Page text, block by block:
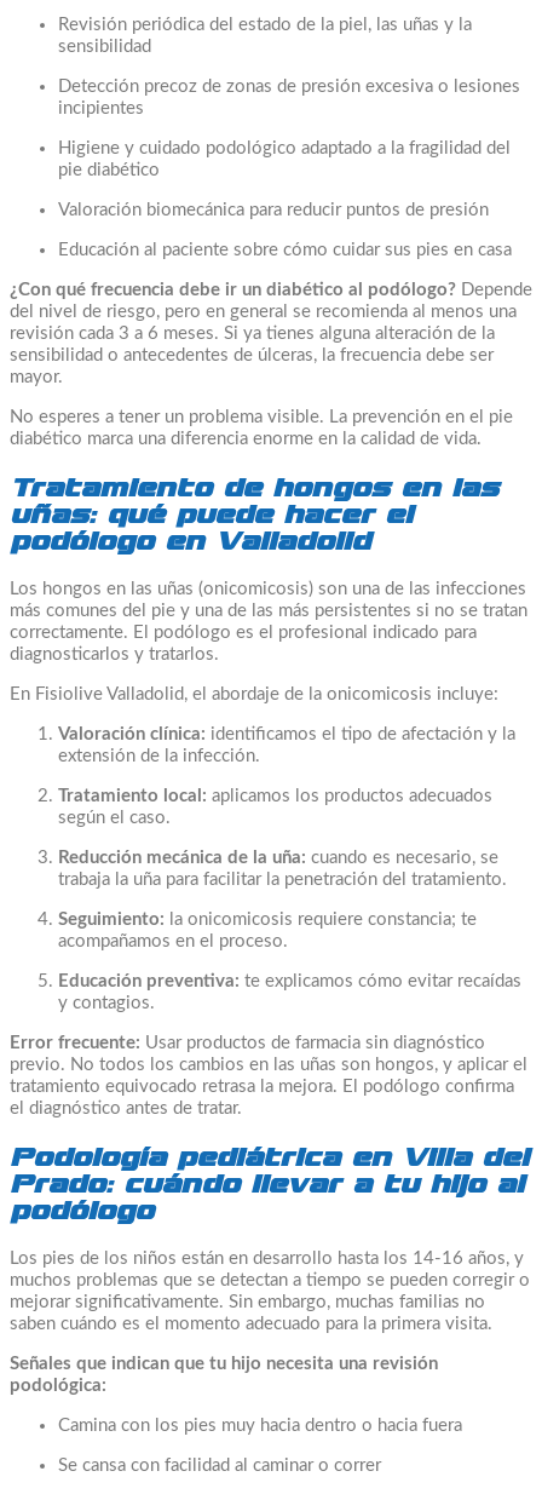
Revisión periódica del estado de la piel, las uñas y la
sensibilidad
Detección precoz de zonas de presión excesiva o lesiones
incipientes
Higiene y cuidado podológico adaptado a la fragilidad del
pie diabético
Valoración biomecánica para reducir puntos de presión
Educación al paciente sobre cómo cuidar sus pies en casa
¿Con qué frecuencia debe ir un diabético al podólogo? Depende
del nivel de riesgo, pero en general se recomienda al menos una
revisión cada 3 a 6 meses. Si ya tienes alguna alteración de la
sensibilidad o antecedentes de úlceras, la frecuencia debe ser
mayor.
No esperes a tener un problema visible. La prevención en el pie
diabético marca una diferencia enorme en la calidad de vida.
Tratamiento de hongos en las
uñas: qué puede hacer el
podólogo en Valladolid
Los hongos en las uñas (onicomicosis) son una de las infecciones
más comunes del pie y una de las más persistentes si no se tratan
correctamente. El podólogo es el profesional indicado para
diagnosticarlos y tratarlos.
En Fisiolive Valladolid, el abordaje de la onicomicosis incluye:
Valoración clínica: identificamos el tipo de afectación y la
extensión de la infección.
Tratamiento local: aplicamos los productos adecuados
según el caso.
Reducción mecánica de la uña: cuando es necesario, se
trabaja la uña para facilitar la penetración del tratamiento.
Seguimiento: la onicomicosis requiere constancia; te
acompañamos en el proceso.
Educación preventiva: te explicamos cómo evitar recaídas
y contagios.
Error frecuente: Usar productos de farmacia sin diagnóstico
previo. No todos los cambios en las uñas son hongos, y aplicar el
tratamiento equivocado retrasa la mejora. El podólogo confirma
el diagnóstico antes de tratar.
Podología pediátrica en Villa del
Prado: cuándo llevar a tu hijo al
podólogo
Los pies de los niños están en desarrollo hasta los 14-16 años, y
muchos problemas que se detectan a tiempo se pueden corregir o
mejorar significativamente. Sin embargo, muchas familias no
saben cuándo es el momento adecuado para la primera visita.
Señales que indican que tu hijo necesita una revisión
podológica:
Camina con los pies muy hacia dentro o hacia fuera
Se cansa con facilidad al caminar o correr